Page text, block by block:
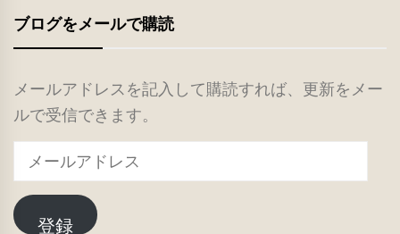
ブログをメールで購読
メールアドレスを記入して購読すれば、更新をメー
ルで受信できます。
ー
ル
登録